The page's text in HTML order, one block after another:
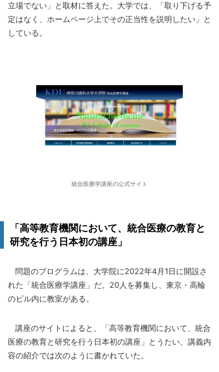
立場でない」と取材に答えた。大学では、「取り下げる予
定はなく、ホームページ上でその正当性を説明したい」と
している。
統合医療学講座の公式サイト
「高等教育機関において、統合医療の教育と
研究を行う日本初の講座」
問題のプログラムは、大学院に2022年4月1日に開設さ
れた「統合医療学講座」だ。20人を募集し、東京・高輪
のビル内に教室がある。
講座のサイトによると、「高等教育機関において、統合
医療の教育と研究を行う日本初の講座」とうたい、講義内
容の紹介では次のように書かれていた。